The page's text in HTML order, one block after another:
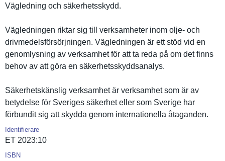
Vägledning och säkerhetss­kydd.
Vägledning­en riktar sig till verksamhet­er inom olje- och
drivmedels­försörjnin­gen. Vägledning­en är ett stöd vid en
genomlysni­ng av verksamhet för att ta reda på om det finns
behov av att göra en säkerhetss­kyddsanaly­s.
Säkerhetsk­änslig verksamhet är verksamhet som är av
betydelse för Sveriges säkerhet eller som Sverige har
förbundit sig att skydda genom internatio­nella åtaganden.
Identifierare
ET 2023:10
ISBN